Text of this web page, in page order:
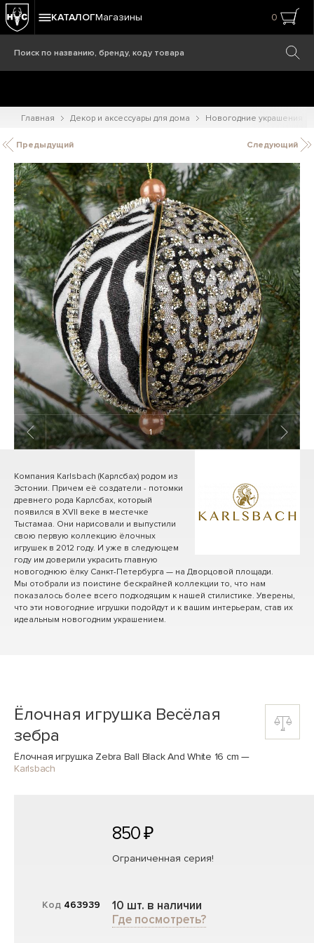
КАТАЛОГМагазины 0
Главная Декор и аксессуары для дома Новогодние украшения
Предыдущий Следующий
1/ 6
Компания Karlsbach (Карлсбах) родом из
Эстонии. Причем её создатели - потомки
древнего рода Карлсбах, который
появился в XVII веке в местечке
Тыстамаа. Они нарисовали и выпустили
свою первую коллекцию ёлочных
игрушек в 2012 году. И уже в следующем
году им доверили украсить главную
новогоднюю ёлку Санкт-Петербурга — на Дворцовой площади.
Мы отобрали из поистине бескрайней коллекции то, что нам
показалось более всего подходящим к нашей стилистике. Уверены,
что эти новогодние игрушки подойдут и к вашим интерьерам, став их
идеальным новогодним украшением.
Ёлочная игрушка Весёлая
зебра
Ёлочная игрушка Zebra Ball Black And White 16 cm —
Karlsbach
Код 463939
850 ₽
Ограниченная серия!
10 шт. в наличии
Где посмотреть?